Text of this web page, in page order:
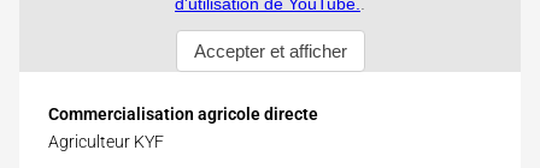
Commercialisation agricole directe
Agriculteur KYF